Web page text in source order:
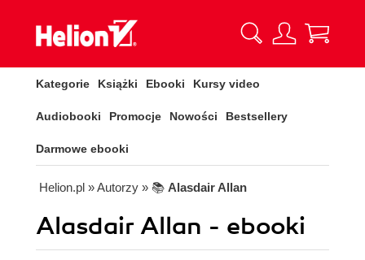
Kategorie Książki Ebooki Kursy video
Audiobooki Promocje Nowości Bestsellery
Darmowe ebooki
Helion.pl » Autorzy » 📚 Alasdair Allan
Alasdair Allan - ebooki